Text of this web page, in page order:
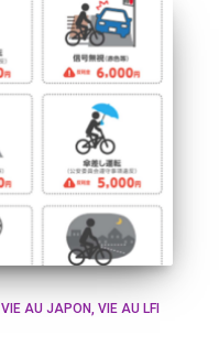
VIE AU JAPON VIE AU LFI